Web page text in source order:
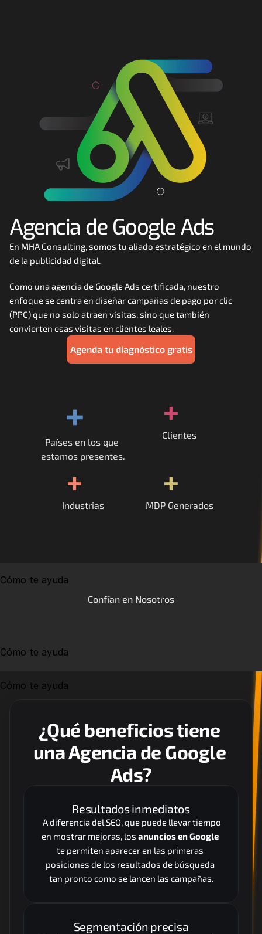
MHA Academy
Contáctanos
Google Ads
Desarrollo Web
Automatización
RESOURCES
Blog
Docs
Agencia de Google Ads
En MHA Consulting, somos tu aliado estratégico en el mundo
de la publicidad digital.
Como una agencia de Google Ads certificada, nuestro
enfoque se centra en diseñar campañas de pago por clic
(PPC) que no solo atraen visitas, sino que también
convierten esas visitas en clientes leales.
Agenda tu diagnóstico gratis
+
Países en los que
estamos presentes.
+
Clientes
+
Industrias
+
MDP Generados
Cómo te ayuda
Confían en Nosotros
Cómo te ayuda
Cómo te ayuda
¿Qué beneficios tiene
una Agencia de Google
Ads?
Resultados inmediatos
A diferencia del SEO, que puede llevar tiempo
en mostrar mejoras, los anuncios en Google
te permiten aparecer en las primeras
posiciones de los resultados de búsqueda
tan pronto como se lancen las campañas.
Segmentación precisa